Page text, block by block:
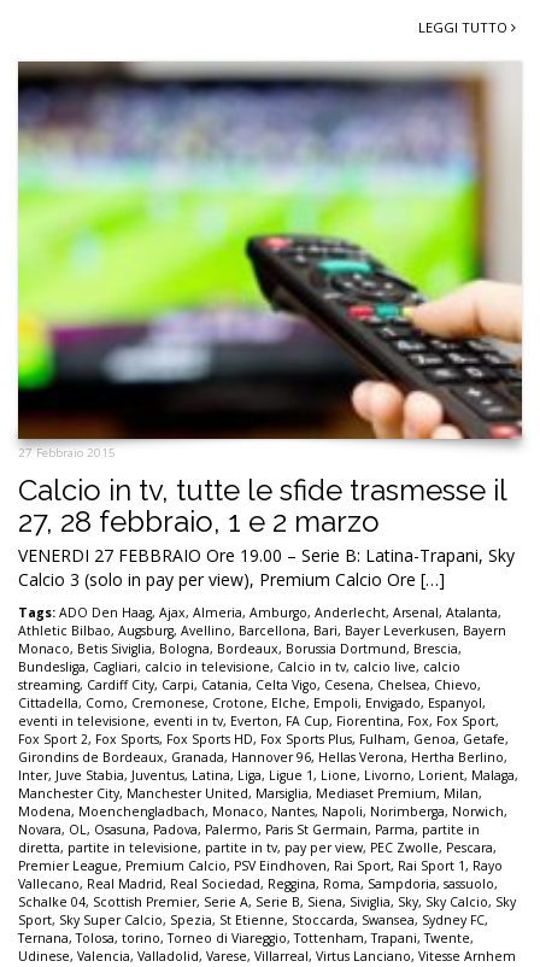
LEGGI TUTTO
27 Febbraio 2015
Calcio in tv, tutte le sfide trasmesse il
27, 28 febbraio, 1 e 2 marzo
VENERDI 27 FEBBRAIO Ore 19.00 – Serie B: Latina-Trapani, Sky
Calcio 3 (solo in pay per view), Premium Calcio Ore […]
Tags: ADO Den Haag, Ajax, Almeria, Amburgo, Anderlecht, Arsenal, Atalanta,
Athletic Bilbao, Augsburg, Avellino, Barcellona, Bari, Bayer Leverkusen, Bayern
Monaco, Betis Siviglia, Bologna, Bordeaux, Borussia Dortmund, Brescia,
Bundesliga, Cagliari, calcio in televisione, Calcio in tv, calcio live, calcio
streaming, Cardiff City, Carpi, Catania, Celta Vigo, Cesena, Chelsea, Chievo,
Cittadella, Como, Cremonese, Crotone, Elche, Empoli, Envigado, Espanyol,
eventi in televisione, eventi in tv, Everton, FA Cup, Fiorentina, Fox, Fox Sport,
Fox Sport 2, Fox Sports, Fox Sports HD, Fox Sports Plus, Fulham, Genoa, Getafe,
Girondins de Bordeaux, Granada, Hannover 96, Hellas Verona, Hertha Berlino,
Inter, Juve Stabia, Juventus, Latina, Liga, Ligue 1, Lione, Livorno, Lorient, Malaga,
Manchester City, Manchester United, Marsiglia, Mediaset Premium, Milan,
Modena, Moenchengladbach, Monaco, Nantes, Napoli, Norimberga, Norwich,
Novara, OL, Osasuna, Padova, Palermo, Paris St Germain, Parma, partite in
diretta, partite in televisione, partite in tv, pay per view, PEC Zwolle, Pescara,
Premier League, Premium Calcio, PSV Eindhoven, Rai Sport, Rai Sport 1, Rayo
Vallecano, Real Madrid, Real Sociedad, Reggina, Roma, Sampdoria, sassuolo,
Schalke 04, Scottish Premier, Serie A, Serie B, Siena, Siviglia, Sky, Sky Calcio, Sky
Sport, Sky Super Calcio, Spezia, St Etienne, Stoccarda, Swansea, Sydney FC,
Ternana,Tolosa, torino,Torneo di Viareggio,Tottenham,Trapani,Twente,
Udinese, Valencia, Valladolid, Varese, Villarreal, Virtus Lanciano, Vitesse Arnhem